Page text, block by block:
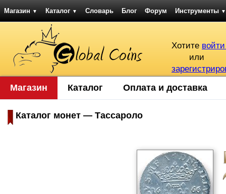
Магазин ▼ Каталог ▼ Словарь Блог Форум Инструменты ▼
Хотите
или
Магазин Каталог Оплата и доставка
Каталог монет — Тассароло